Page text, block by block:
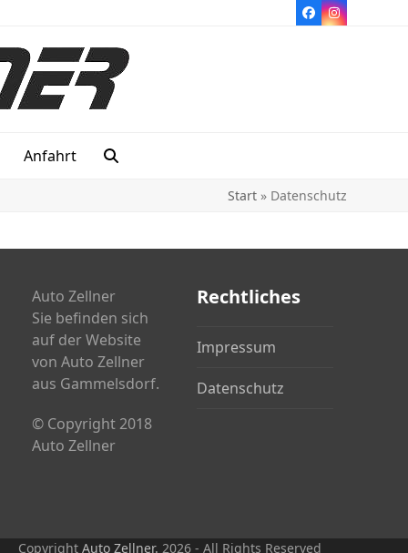
FacebookInstagram
Anfahrt
Start» Datenschutz
Auto Zellner
Sie befinden sich
auf der Website
von Auto Zellner
aus Gammelsdorf.
© Copyright 2018
Auto Zellner
Rechtliches
Impressum
Datenschutz
CopyrightAuto Zellner. 2026 - All Rights Reserved